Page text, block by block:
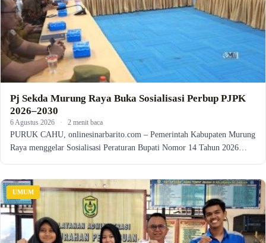
Pj Sekda Murung Raya Buka Sosialisasi Perbup PJPK
2026–2030
6 Agustus 2026 · 2 menit baca
PURUK CAHU, onlinesinarbarito.com – Pemerintah Kabupaten Murung
Raya menggelar Sosialisasi Peraturan Bupati Nomor 14 Tahun 2026…
UMUM